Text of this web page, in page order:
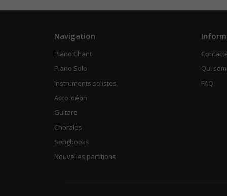
Navigation
Piano Chant
Piano Solo
Instruments solistes
Accordéon
Guitare
Chorales
Songbooks
Nouvelles partitions
Qui
FAQ